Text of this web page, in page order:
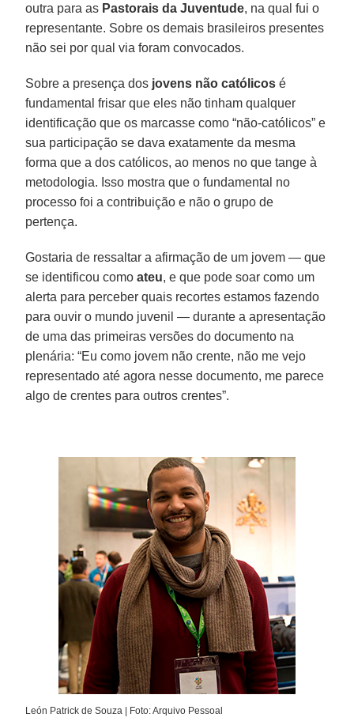
outra para as Pastorais da Juventude, na qual fui o
representante. Sobre os demais brasileiros presentes
não sei por qual via foram convocados.
Sobre a presença dos jovens não católicos é
fundamental frisar que eles não tinham qualquer
identificação que os marcasse como “não-católicos” e
sua participação se dava exatamente da mesma
forma que a dos católicos, ao menos no que tange à
metodologia. Isso mostra que o fundamental no
processo foi a contribuição e não o grupo de
pertença.
Gostaria de ressaltar a afirmação de um jovem — que
se identificou comoateu, e que pode soar como um
alerta para perceber quais recortes estamos fazendo
para ouvir o mundo juvenil — durante a apresentação
de uma das primeiras versões do documento na
plenária: “Eu como jovem não crente, não me vejo
representado até agora nesse documento, me parece
algo de crentes para outros crentes”.
León Patrick de Souza | Foto: Arquivo Pessoal